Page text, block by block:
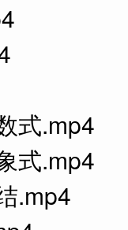
式.mp4
式.mp4
.mp4